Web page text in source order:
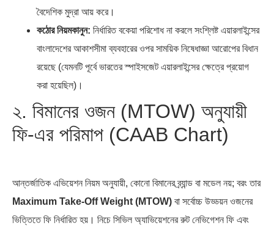
বৈদেশিক মুদ্রা আয় করে।
কঠোর নিয়মকানুন: নির্ধারিত বকেয়া পরিশোধ না করলে সংশ্লিষ্ট এয়ারলাইন্সের
বাংলাদেশের আকাশসীমা ব্যবহারের ওপর সাময়িক নিষেধাজ্ঞা আরোপের বিধান
রয়েছে (যেমনটি পূর্বে ভারতের স্পাইসজেট এয়ারলাইন্সের ক্ষেত্রে প্রয়োগ
করা হয়েছিল)।
২. বিমানের ওজন (MTOW) অনুযায়ী
ফি-এর পরিমাপ (CAAB Chart)
আন্তর্জাতিক এভিয়েশন নিয়ম অনুযায়ী, কোনো বিমানের ব্র্যান্ড বা মডেল নয়; বরং তার
Maximum Take-Off Weight (MTOW) বা সর্বোচ্চ উড্ডয়ন ওজনের
ভিত্তিতে ফি নির্ধারিত হয়। নিচে সিভিল অ্যাভিয়েশনের রুট নেভিগেশন ফি এবং